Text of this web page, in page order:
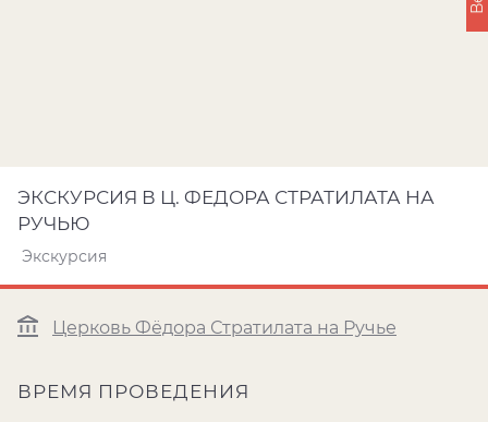
ЭКСКУРСИЯ В Ц. ФЕДОРА СТРАТИЛАТА НА
РУЧЬЮ
Экскурсия
Церковь Фёдора Стратилата на Ручье
ВРЕМЯ ПРОВЕДЕНИЯ